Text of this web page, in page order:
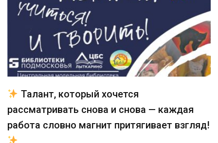
Талант, который хочется
рассматривать снова и снова — каждая
работа словно магнит притягивает взгляд!